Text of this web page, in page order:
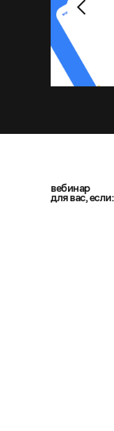
вебинар
для вас, если: